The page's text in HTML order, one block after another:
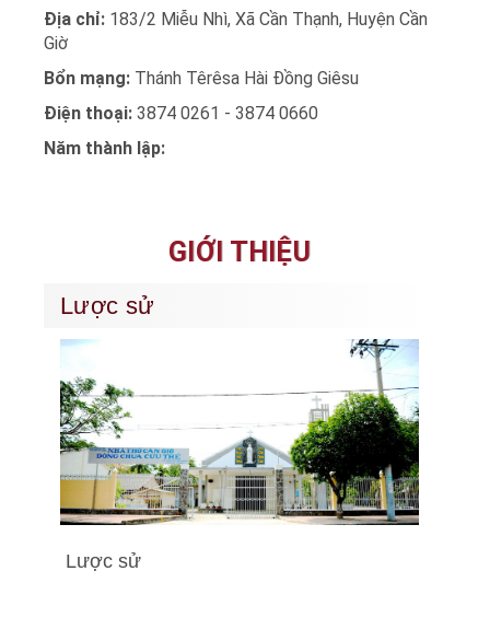
Địa chỉ: 183/2 Miễu Nhì, Xã Cần Thạnh, Huyện Cần
Giờ
Bổn mạng: Thánh Têrêsa Hài Đồng Giêsu
Điện thoại: 3874 0261 - 3874 0660
Năm thành lập:
GIỚI THIỆU
Lược sử
Lược sử